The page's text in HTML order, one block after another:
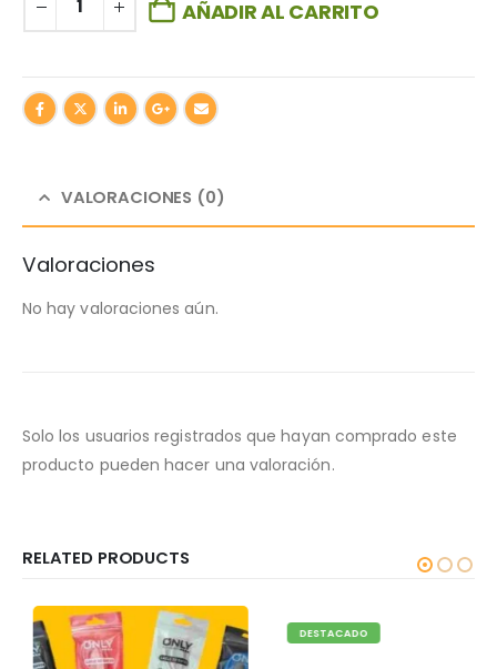
AÑADIR AL CARRITO
VALORACIONES (0)
Valoraciones
No hay valoraciones aún.
Solo los usuarios registrados que hayan comprado este
producto pueden hacer una valoración.
RELATED PRODUCTS
DESTACADO